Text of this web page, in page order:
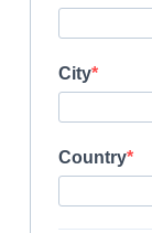
City
Country